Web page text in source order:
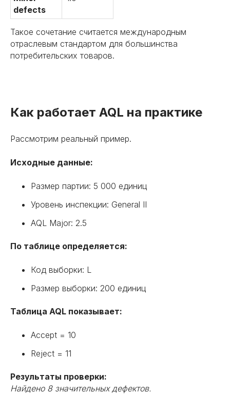
defects
Такое сочетание считается международным
отраслевым стандартом для большинства
потребительских товаров.
Как работает AQL на практике
Рассмотрим реальный пример.
Исходные данные:
Размер партии: 5 000 единиц
Уровень инспекции: General II
AQL Major: 2.5
По таблице определяется:
Код выборки: L
Размер выборки: 200 единиц
Таблица AQL показывает:
Accept = 10
Reject = 11
Результаты проверки:
Найдено 8 значительных дефектов.